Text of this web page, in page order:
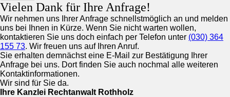
Vielen Dank für Ihre Anfrage!
Wir nehmen uns Ihrer Anfrage schnellstmöglich an und melden
uns bei Ihnen in Kürze. Wenn Sie nicht warten wollen,
kontaktieren Sie uns doch einfach per Telefon unter (030) 364
155 73. Wir freuen uns auf Ihren Anruf.
Sie erhalten demnächst eine E-Mail zur Bestätigung Ihrer
Anfrage bei uns. Dort finden Sie auch nochmal alle weiteren
Kontaktinformationen.
Wir sind für Sie da.
Ihre Kanzlei Rechtanwalt Rothholz